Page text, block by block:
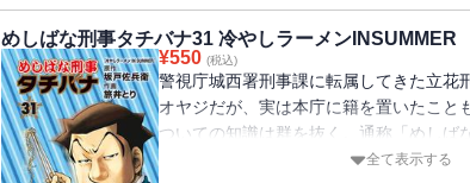
の抹茶アイスの私的位置関係を考察。さ
くんとどんぶりの関係に言及し、筋を通
代々木さんを讃える、美味しさ凝縮の濃
食べる人生訓。まさに読食の32巻。乞う
めしばな刑事タチバナ31 冷やしラーメンINSUMMER
¥550 (税込)
警視庁城西署刑事課に転属してきた立花
オヤジだが、実は本庁に籍を置いたこと
ついての知識は群を抜く。通称「めしば
ネだ。捜査や取調べに得意の知識と情報
全て表示する